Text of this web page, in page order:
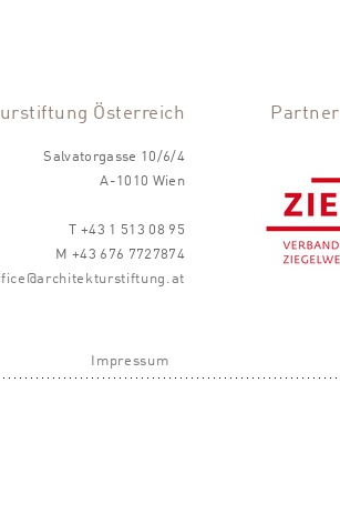
Österreich
Salvatorgasse 10/6/4
A-1010 Wien
T +43 1 513 08 95
M +43 676 7727874
Impressum